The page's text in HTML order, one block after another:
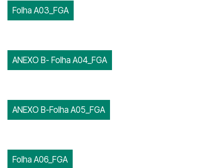
Folha A03_FGA
ANEXO B- Folha A04_FGA
ANEXO B-Folha A05_FGA
Folha A06_FGA